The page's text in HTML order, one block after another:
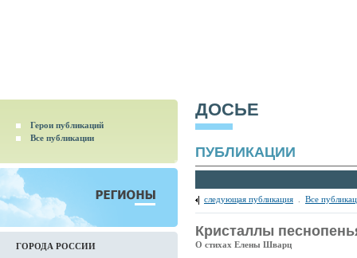
Герои публикаций
Все публикации
ГОРОДА РОССИИ
ДОСЬЕ
ПУБЛИКАЦИИ
следующая публикация Все
Кристаллы
О стихах Елены Шварц